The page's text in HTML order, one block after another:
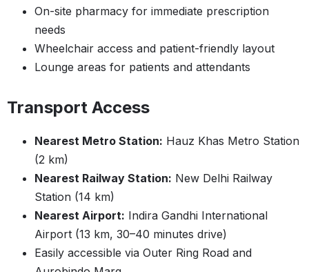
On-site pharmacy for immediate prescription
needs
Wheelchair access and patient-friendly layout
Lounge areas for patients and attendants
Transport Access
Nearest Metro Station: Hauz Khas Metro Station
(2 km)
Nearest Railway Station: New Delhi Railway
Station (14 km)
Nearest Airport: Indira Gandhi International
Airport (13 km, 30–40 minutes drive)
Easily accessible via Outer Ring Road and